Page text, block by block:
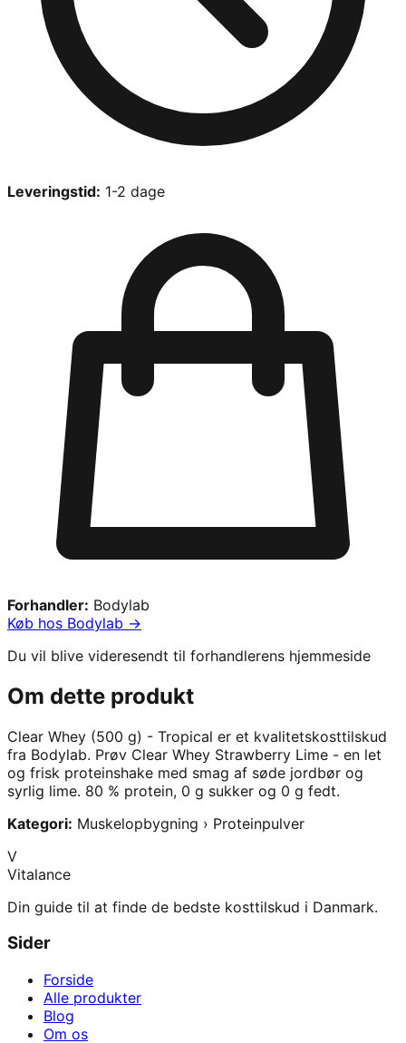
Leveringstid: 1-2 dage
Forhandler: Bodylab
Køb hos Bodylab →
Du vil blive videresendt til forhandlerens hjemmeside
Om dette produkt
Clear Whey (500 g) - Tropical er et kvalitetskosttilskud
fra Bodylab. Prøv Clear Whey Strawberry Lime - en let
og frisk proteinshake med smag af søde jordbør og
syrlig lime. 80 % protein, 0 g sukker og 0 g fedt.
Kategori: Muskelopbygning › Proteinpulver
V
Vitalance
Din guide til at finde de bedste kosttilskud i Danmark.
Sider
Forside
Alle produkter
Blog
Om os